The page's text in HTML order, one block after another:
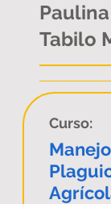
Tabilo
Curso: